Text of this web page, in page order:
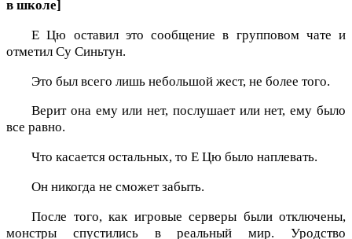
в школе]
Е Цю оставил это сообщение в групповом чате и
отметил Су Синьтун.
Это был всего лишь небольшой жест, не более того.
Верит она ему или нет, послушает или нет, ему было
все равно.
Что касается остальных, то Е Цю было наплевать.
Он никогда не сможет забыть.
После того, как игровые серверы были отключены,
монстры спустились в реальный мир. Уродство